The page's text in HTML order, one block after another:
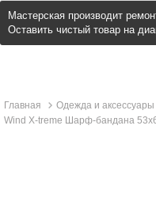
Мастерская производит
Оставить чистый товар на
Главная Одежда и аксессуары
Wind X-treme Шарф-бандана